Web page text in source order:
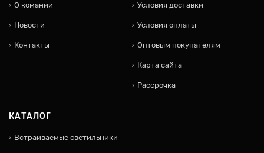
О комании
Новости
Контакты
Условия доставки
Условия оплаты
Оптовым покупателям
Карта сайта
Рассрочка
КАТАЛОГ
Встраиваемые светильники